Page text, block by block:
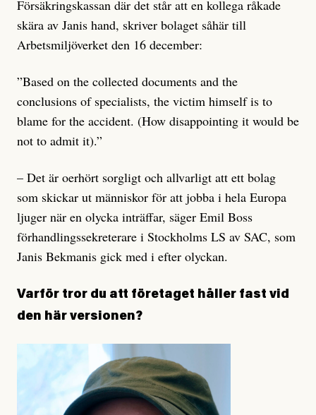
Försäkringskassan där det står att en kollega råkade
skära av Janis hand, skriver bolaget såhär till
Arbetsmiljöverket den 16 december:
”Based on the collected documents and the
conclusions of specialists, the victim himself is to
blame for the accident. (How disappointing it would be
not to admit it).”
– Det är oerhört sorgligt och allvarligt att ett bolag
som skickar ut människor för att jobba i hela Europa
ljuger när en olycka inträffar, säger Emil Boss
förhandlingssekreterare i Stockholms LS av SAC, som
Janis Bekmanis gick med i efter olyckan.
Varför tror du att företaget håller fast vid
den här versionen?